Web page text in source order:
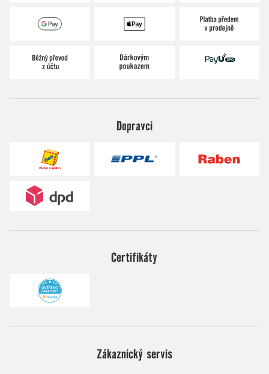
Dopravci
Certifikáty
Zákaznický servis